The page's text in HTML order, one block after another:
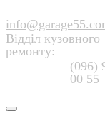
Відділ кузовного
ремонту:
(096)
00 55